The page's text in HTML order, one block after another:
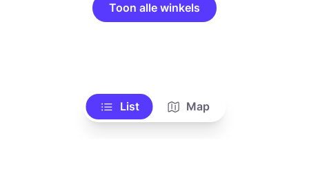
Toon alle winkels
List Map